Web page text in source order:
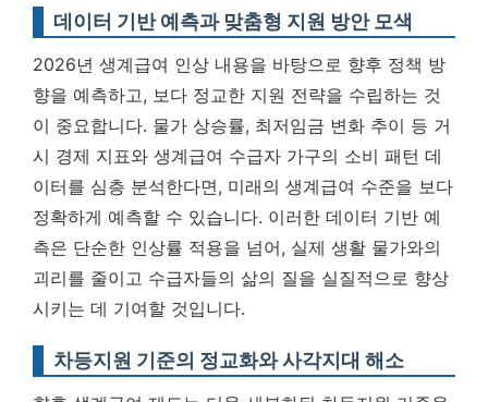
데이터 기반 예측과 맞춤형 지원 방안 모색
2026년 생계급여 인상 내용을 바탕으로 향후 정책 방
향을 예측하고, 보다 정교한 지원 전략을 수립하는 것
이 중요합니다. 물가 상승률, 최저임금 변화 추이 등 거
시 경제 지표와 생계급여 수급자 가구의 소비 패턴 데
이터를 심층 분석한다면, 미래의 생계급여 수준을 보다
정확하게 예측할 수 있습니다. 이러한 데이터 기반 예
측은 단순한 인상률 적용을 넘어, 실제 생활 물가와의
괴리를 줄이고 수급자들의 삶의 질을 실질적으로 향상
시키는 데 기여할 것입니다.
차등지원 기준의 정교화와 사각지대 해소